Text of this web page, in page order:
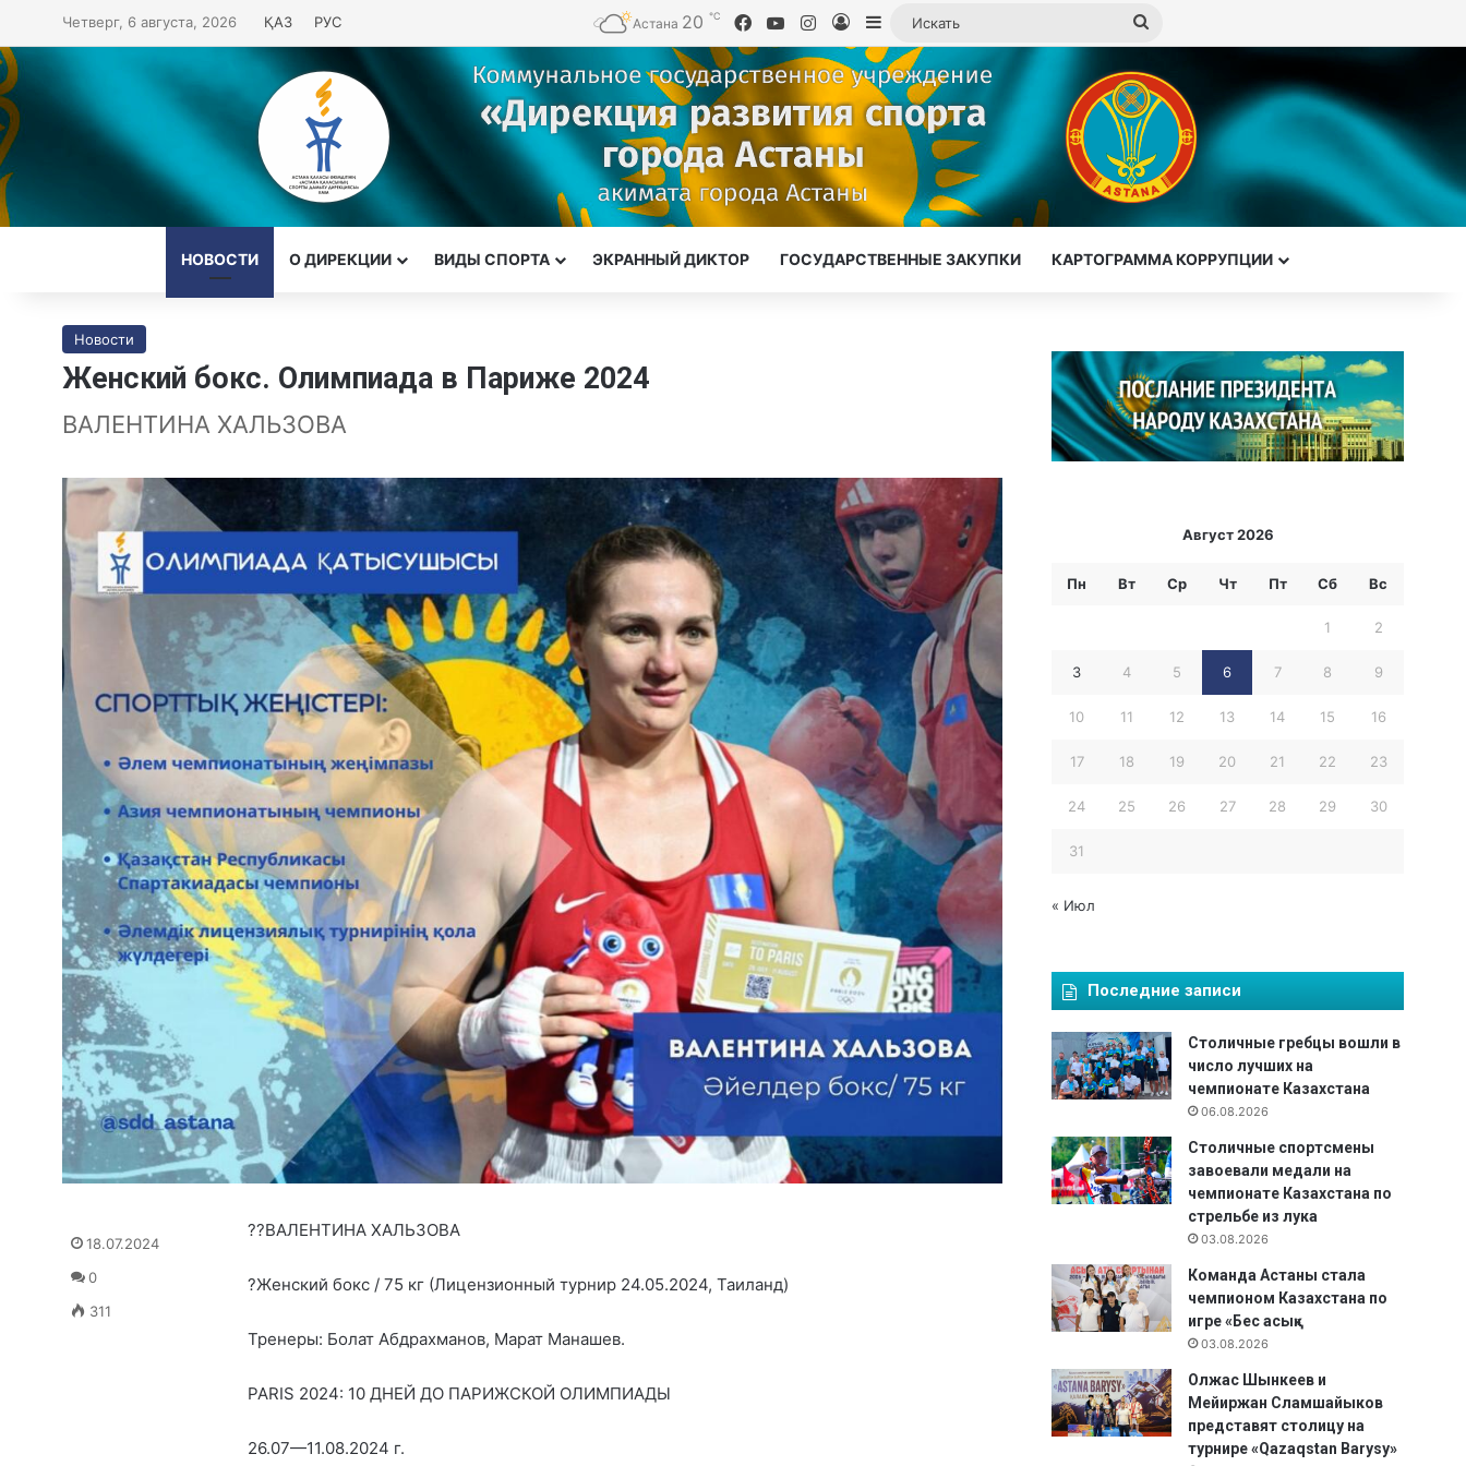
Четверг, 6 августа, 2026 ҚАЗ РУС Астана 20 ℃ Facebook
YouTubeInstagram
ВойтиSidebar
НОВОСТИ О ДИРЕКЦИИ ВИДЫ СПОРТА ЭКРАННЫЙ ДИКТОР ГОСУДАРСТВЕННЫЕ ЗАКУПКИ КАРТОГРАММА КОРРУПЦИИ
Новости
Женский бокс. Олимпиада в Париже 2024
ВАЛЕНТИНА ХАЛЬЗОВА
??ВАЛЕНТИНА ХАЛЬЗОВА
?Женский бокс / 75 кг (Лицензионный турнир 24.05.2024, Таиланд)
Тренеры: Болат Абдрахманов, Марат Манашев.
PARIS 2024: 10 ДНЕЙ ДО ПАРИЖСКОЙ ОЛИМПИАДЫ
26.07—11.08.2024 г.
18.07.2024
0
311
Август 2026
Пн Вт Ср Чт Пт Сб Вс
1 2
3 4 5 6 7 8 9
10 11 12 13 14 15 16
17 18 19 20 21 22 23
24 25 26 27 28 29 30
31
« Июл
Последние записи
Столичные гребцы вошли в
число лучших на
чемпионате Казахстана
06.08.2026
Столичные спортсмены
завоевали медали на
чемпионате Казахстана по
стрельбе из лука
03.08.2026
Команда Астаны стала
чемпионом Казахстана по
игре «Бес асық»
03.08.2026
Олжас Шынкеев и
Мейиржан Сламшайыков
представят столицу на
турнире «Qazaqstan Barysy»